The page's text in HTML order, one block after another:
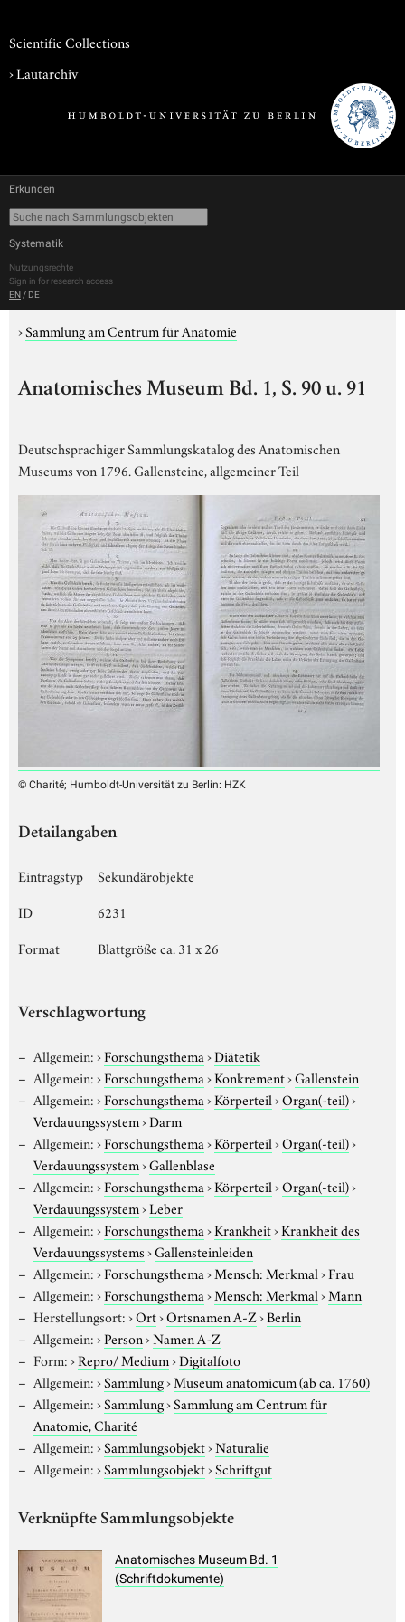
Scientific Collections
›Lautarchiv
Erkunden
Systematik
Nutzungsrechte
Sign in for research access
EN / DE
›Sammlung am Centrum für Anatomie
Anatomisches Museum Bd. 1, S. 90 u. 91
Deutschsprachiger Sammlungskatalog des Anatomischen
Museums von 1796. Gallensteine, allgemeiner Teil
© Charité; Humboldt-Universität zu Berlin: HZK
Detailangaben
Eintragstyp
Sekundärobjekte
ID
6231
Format
Blattgröße ca. 31 x 26
Verschlagwortung
Allgemein:›Forschungsthema›Diätetik
Allgemein:›Forschungsthema›Konkrement›Gallenstein
Allgemein:›Forschungsthema›Körperteil›Organ(-teil)›
Verdauungssystem›Darm
Allgemein:›Forschungsthema›Körperteil›Organ(-teil)›
Verdauungssystem›Gallenblase
Allgemein:›Forschungsthema›Körperteil›Organ(-teil)›
Verdauungssystem›Leber
Allgemein:›Forschungsthema›Krankheit›Krankheit des
Verdauungssystems›Gallensteinleiden
Allgemein:›Forschungsthema›Mensch: Merkmal›Frau
Allgemein:›Forschungsthema›Mensch: Merkmal›Mann
Herstellungsort:›Ort›Ortsnamen A-Z›Berlin
Allgemein:›Person›Namen A-Z
Form:›Repro/ Medium›Digitalfoto
Allgemein:›Sammlung›Museum anatomicum (ab ca. 1760)
Allgemein:›Sammlung›Sammlung am Centrum für
Anatomie, Charité
Allgemein:›Sammlungsobjekt›Naturalie
Allgemein:›Sammlungsobjekt›Schriftgut
Verknüpfte Sammlungsobjekte
Anatomisches Museum Bd. 1
(Schriftdokumente)